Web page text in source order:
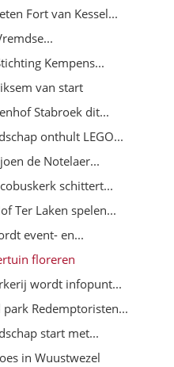
Fort van Kessel...
Kempens...
van start
Stabroek dit...
onthult LEGO...
de Notelaer...
schittert...
Ter Laken spelen...
event- en...
floreren
wordt infopunt...
Redemptoristen...
start met...
in Wuustwezel